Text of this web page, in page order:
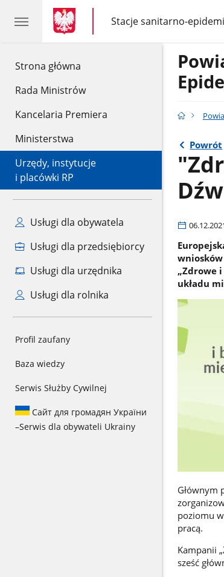
Strona główna
Rada Ministrów
Kancelaria Premiera
Ministerstwa
Urzędy, instytucje
i placówki RP
Usługi dla obywatela
Usługi dla przedsiębiorcy
Usługi dla urzędnika
Usługi dla rolnika
Profil zaufany
Baza wiedzy
Serwis Służby Cywilnej
Сайт для громадян України
–Serwis dla obywateli Ukrainy
gov.pl
gov.pl
Stacje sanitarno-
gov.pl
Stacje
sanitarno-
epidemiologiczne
Powrót
„Zdrowe
układu
Głównym
poziomu
pracą.
Kampanii
sześć